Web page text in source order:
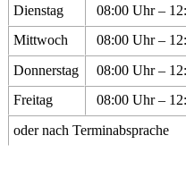
Dienstag
08:00 Uhr –
Mittwoch
08:00 Uhr –
Donnerstag
08:00 Uhr –
Freitag
08:00 Uhr –
oder nach Terminabsprache